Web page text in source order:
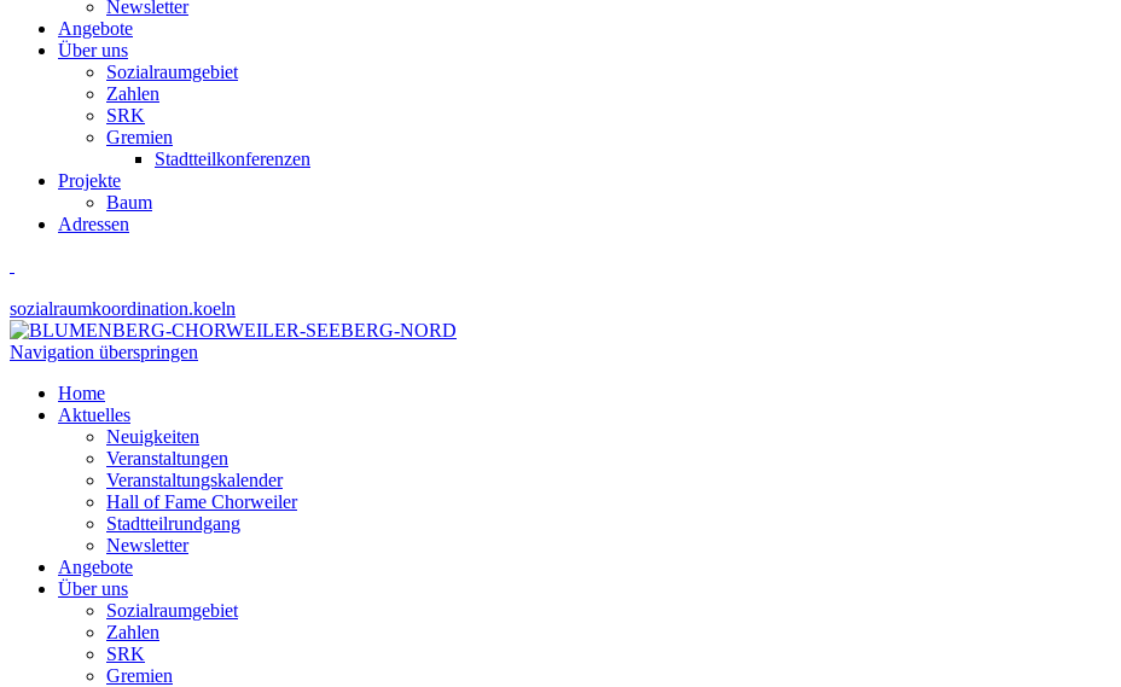
Newsletter
Angebote
Über uns
Sozialraumgebiet
Zahlen
SRK
Gremien
Stadtteilkonferenzen
Projekte
Baum
Adressen
sozialraumkoordination.koeln
Navigation überspringen
Home
Aktuelles
Neuigkeiten
Veranstaltungen
Veranstaltungskalender
Hall of Fame Chorweiler
Stadtteilrundgang
Newsletter
Angebote
Über uns
Sozialraumgebiet
Zahlen
SRK
Gremien